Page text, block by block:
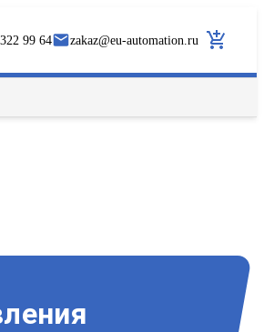
99 64 zakaz@eu-automation.ru